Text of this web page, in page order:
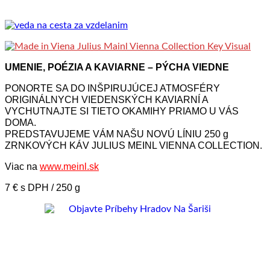
UMENIE, POÉZIA A KAVIARNE – PÝCHA VIEDNE
PONORTE SA DO INŠPIRUJÚCEJ ATMOSFÉRY
ORIGINÁLNYCH VIEDENSKÝCH KAVIARNÍ A
VYCHUTNAJTE SI TIETO OKAMIHY PRIAMO U VÁS
DOMA.
PREDSTAVUJEME VÁM NAŠU NOVÚ LÍNIU 250 g
ZRNKOVÝCH KÁV JULIUS MEINL VIENNA COLLECTION.
Viac na www.meinl.sk
7 € s DPH / 250 g